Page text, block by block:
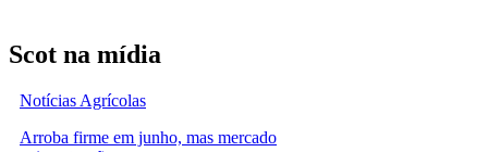
Scot na mídia
Notícias Agrícolas
Arroba firme em junho, mas mercado